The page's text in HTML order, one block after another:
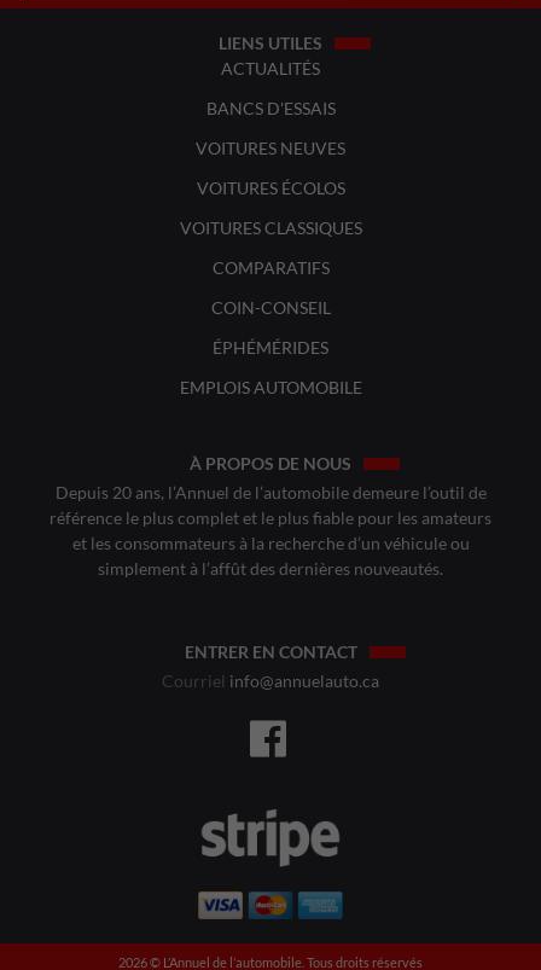
LIENS UTILES
ACTUALITÉS
BANCS D'ESSAIS
VOITURES NEUVES
VOITURES ÉCOLOS
VOITURES CLASSIQUES
COMPARATIFS
COIN-CONSEIL
ÉPHÉMÉRIDES
EMPLOIS AUTOMOBILE
À PROPOS DE NOUS
Depuis 20 ans, l’Annuel de l’automobile demeure l’outil de
référence le plus complet et le plus fiable pour les amateurs
et les consommateurs à la recherche d’un véhicule ou
simplement à l’affût des dernières nouveautés.
ENTRER EN CONTACT
Courriel info@annuelauto.ca
2026 ©️ L’Annuel de l’automobile. Tous droits réservés